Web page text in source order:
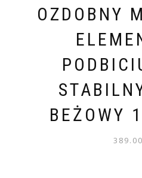
OZDOBNY
BEŻOWY
389.00